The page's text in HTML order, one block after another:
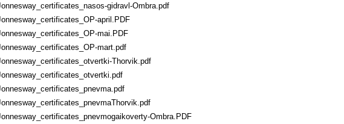
gidravl-Ombra.pdf
april.PDF
mai.PDF
mart.pdf
Thorvik.pdf
Ombra.PDF